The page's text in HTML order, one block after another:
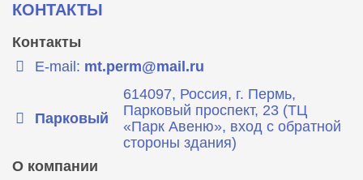
КОНТАКТЫ
Контакты
E-mail: mt.perm@mail.ru
Парковый
614097, Россия, г. Пермь,
Парковый проспект, 23 (ТЦ
«Парк Авеню», вход с обратной
стороны здания)
О компании